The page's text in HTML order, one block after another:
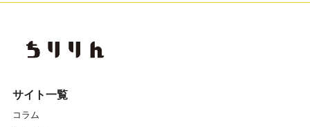
サイト一覧
コラム